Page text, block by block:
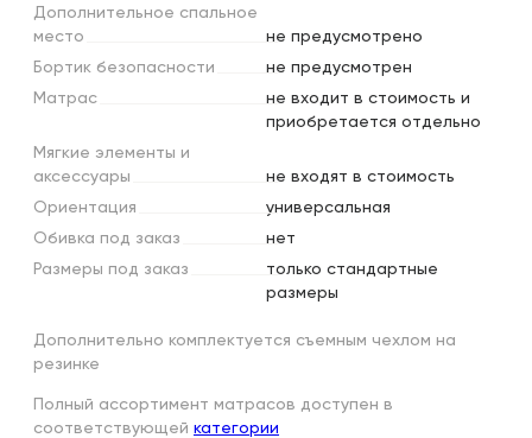
Дополнительное спальное
место
не предусмотрено
Бортик безопасности
не предусмотрен
Матрас
не входит в стоимость и
приобретается отдельно
Мягкие элементы и
аксессуары
не входят в стоимость
Ориентация
универсальная
Обивка под заказ
нет
Размеры под заказ
только стандартные
размеры
Дополнительно комплектуется съемным чехлом на
резинке
Полный ассортимент матрасов доступен в
соответствующей категории